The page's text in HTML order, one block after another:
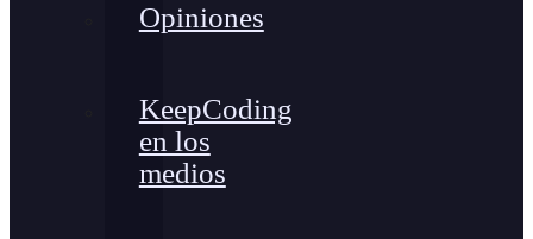
Opiniones
KeepCoding
en los
medios